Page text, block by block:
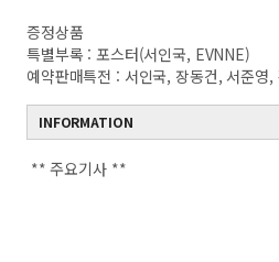
증정상품
특별부록 : 포스터(서인국, EVNNE)
예약판매특전 : 서인국, 장동건, 서준영
INFORMATION
** 주요기사 **